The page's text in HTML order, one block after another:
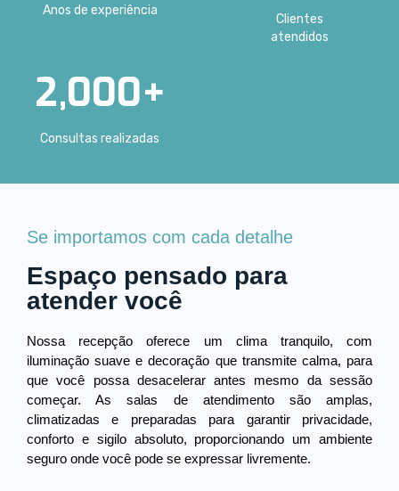
Anos de experiência
Clientes
atendidos
2,000+
Consultas realizadas
Se importamos com cada detalhe
Espaço pensado para
atender você
Nossa recepção oferece um clima tranquilo, com
iluminação suave e decoração que transmite calma, para
que você possa desacelerar antes mesmo da sessão
começar. As salas de atendimento são amplas,
climatizadas e preparadas para garantir privacidade,
conforto e sigilo absoluto, proporcionando um ambiente
seguro onde você pode se expressar livremente.